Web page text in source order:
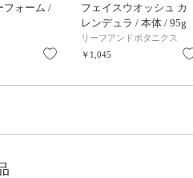
フォーム /
お気に入り
フェイスウオッシュ カ
レンデュラ / 本体 / 95g
リーフアンドボタニクス
￥1,045